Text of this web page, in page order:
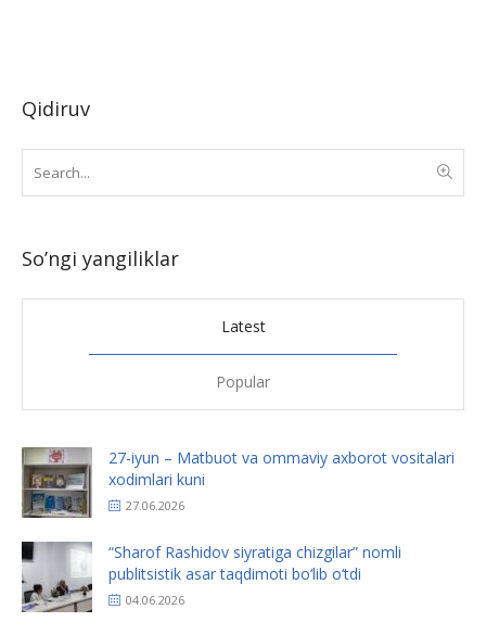
Qidiruv
So’ngi yangiliklar
Latest
Popular
27-iyun – Matbuot va ommaviy axborot vositalari
xodimlari kuni
27.06.2026
“Sharof Rashidov siyratiga chizgilar” nomli
publitsistik asar taqdimoti bo‘lib o‘tdi
04.06.2026